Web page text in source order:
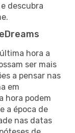
descubra
hora a
ser mais
a pensar nas
em
hora podem
a época de
nas datas